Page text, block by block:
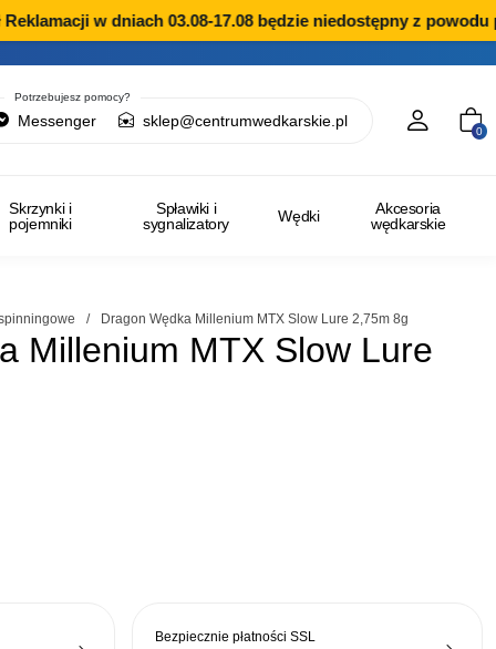
w dniach 03.08-17.08 będzie niedostępny z powodu
Potrzebujesz pomocy?
Messenger sklep@centrumwedkarskie.pl
0
Skrzynki i
pojemniki
Spławiki i
sygnalizatory
Wędki
Akcesoria
wędkarskie
/ Dragon Wędka Millenium MTX Slow Lure 2,75m 8g
Millenium MTX Slow Lure
Bezpiecznie płatnościSSL